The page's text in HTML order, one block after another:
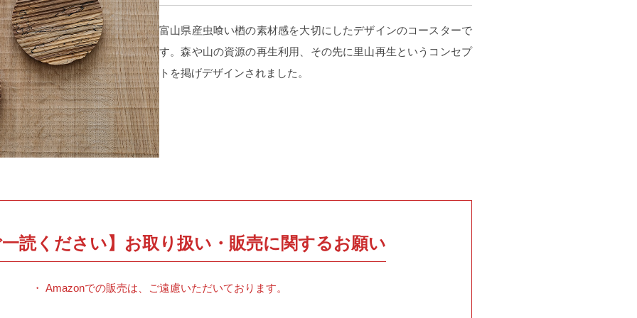
富山県産虫喰い楢の素材感を大切にしたデザインのコースターで
す。森や山の資源の再生利用、その先に里山再生というコンセプ
トを掲げデザインされました。
読ください】お取り扱い・販売に関するお願い
・ Amazonでの販売は、ご遠慮いただいております。